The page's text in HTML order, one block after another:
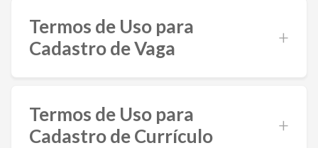
Termos de Uso para
Cadastro de Vaga
Termos de Uso para
Cadastro de Currículo